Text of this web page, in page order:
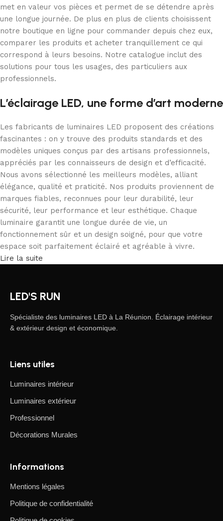
met en valeur vos pièces et permet de se détendre après
une longue journée. De plus en plus de clients choisissent
notre boutique en ligne pour commander depuis chez eux,
comparer les produits et acheter tranquillement ce qui
correspond à leurs besoins. Notre catalogue inclut des
solutions pour tous les usages, des particuliers aux
professionnels.
L’éclairage LED, une forme d’art moderne
Les fabricants de luminaires LED proposent des créations
fascinantes : on y trouve des produits standards et des
modèles uniques conçus par des artisans professionnels,
appréciés par les connaisseurs de design et d’efficacité.
Nous avons sélectionné les meilleurs modèles, alliant
élégance, qualité et praticité. Nos produits proviennent de
marques fiables, reconnues pour leur durabilité, leur
sécurité, leur performance et leur esthétique. Chaque
luminaire garantit une longue durée de vie, un
fonctionnement sûr et un design soigné, pour que votre
espace soit parfaitement éclairé et agréable à vivre.
Lire la suite
LED'S RUN
Spécialiste des luminaires LED à La Réunion. Éclairage intérieur
& extérieur design et économique.
Liens utiles
Luminaires intérieur
Luminaires extérieur
Professionnel
Décorations Murales
Informations
Mentions légales
Politique de confidentialité